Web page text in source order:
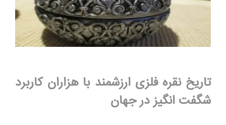
تاریخ نقره فلزی ارزشمند با هزاران کاربرد
شگفت انگیز در جهان